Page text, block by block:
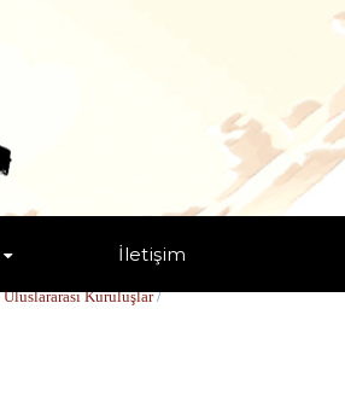
İletişim
Uluslararası Kuruluşlar/